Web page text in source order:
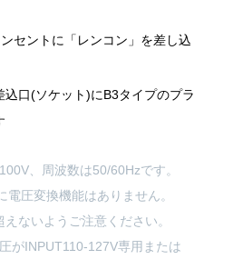
セントに「レンコン」を差し込
込口(ソケット)にB3タイプのプラ
、周波数は50/60Hzです。
圧変換機能はありません。
ないようご注意ください。
がINPUT110-127V専用または